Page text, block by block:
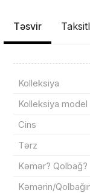
Təsvir
Kolleksiya
Kolleksiya model
Cins
Tərz
Kəmər? Qolbağ?
Kəmərin/
Məhsul(lar)